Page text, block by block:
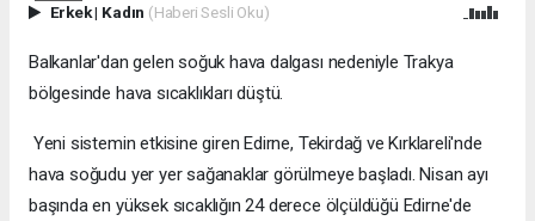
Erkek| Kadın (Haberi Sesli Oku)
Balkanlar'dan gelen soğuk hava dalgası nedeniyle Trakya
bölgesinde hava sıcaklıkları düştü.
Yeni sistemin etkisine giren Edirne, Tekirdağ ve Kırklareli'nde
hava soğudu yer yer sağanaklar görülmeye başladı. Nisan ayı
başında en yüksek sıcaklığın 24 derece ölçüldüğü Edirne'de